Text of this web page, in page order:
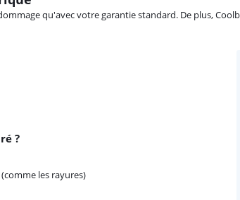
qu'avec votre garantie standard. De plus,
?
les rayures)